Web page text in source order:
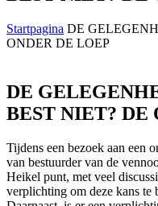
Startpagina DE
ONDER DE LOEP
DE
BEST NIET? DE
Tijdens een bezoek aan een
van bestuurder van de
Heikel punt, met veel
verplichting om deze kans te